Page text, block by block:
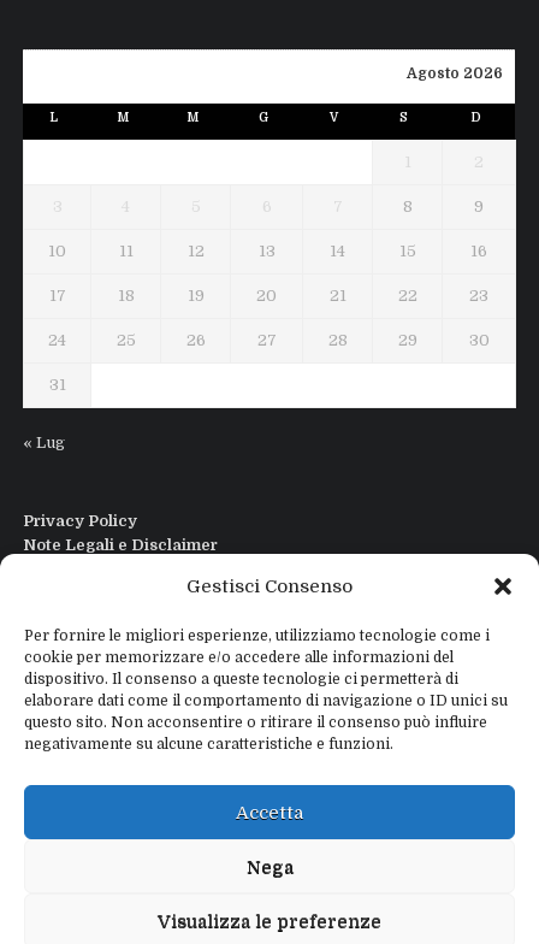
Gestisci Consenso
Per fornire le migliori esperienze, utilizziamo tecnologie come i
cookie per memorizzare e/o accedere alle informazioni del
dispositivo. Il consenso a queste tecnologie ci permetterà di
elaborare dati come il comportamento di navigazione o ID unici su
questo sito. Non acconsentire o ritirare il consenso può influire
negativamente su alcune caratteristiche e funzioni.
Accetta
Nega
Visualizza le preferenze
Agosto 2026
L M M G V S D
1 2
3 4 5 6 7 8 9
10 11 12 13 14 15 16
17 18 19 20 21 22 23
24 25 26 27 28 29 30
31
« Lug
Privacy Policy
Note Legali e Disclaimer